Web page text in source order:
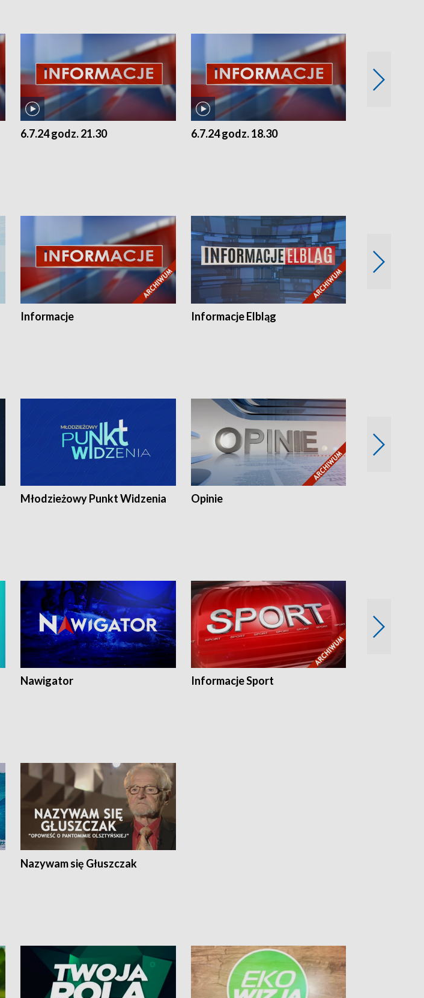
6.7.24 godz. 21.30 6.7.24 godz. 18.30
Informacje Informacje Elbląg
Młodzieżowy Punkt Widzenia Opinie
Nawigator Informacje Sport
Nazywam się Głuszczak